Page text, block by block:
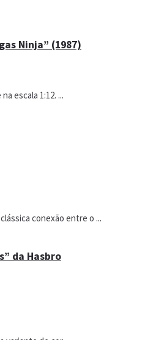
Ninja” (1987)
da Hasbro
escala 1:12. ...
conexão entre o ...